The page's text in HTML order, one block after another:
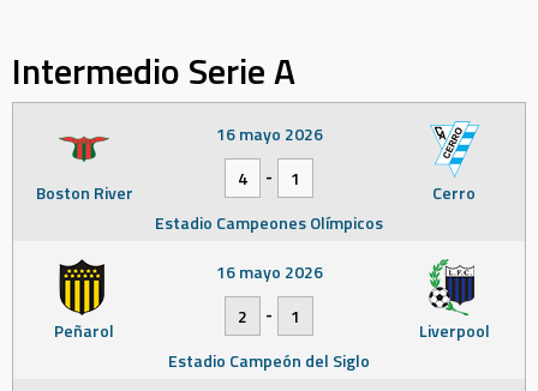
Intermedio Serie A
Boston River Cerro
16 mayo 2026
4
-
1
Estadio Campeones Olímpicos
Peñarol Liverpool
16 mayo 2026
2
-
1
Estadio Campeón del Siglo